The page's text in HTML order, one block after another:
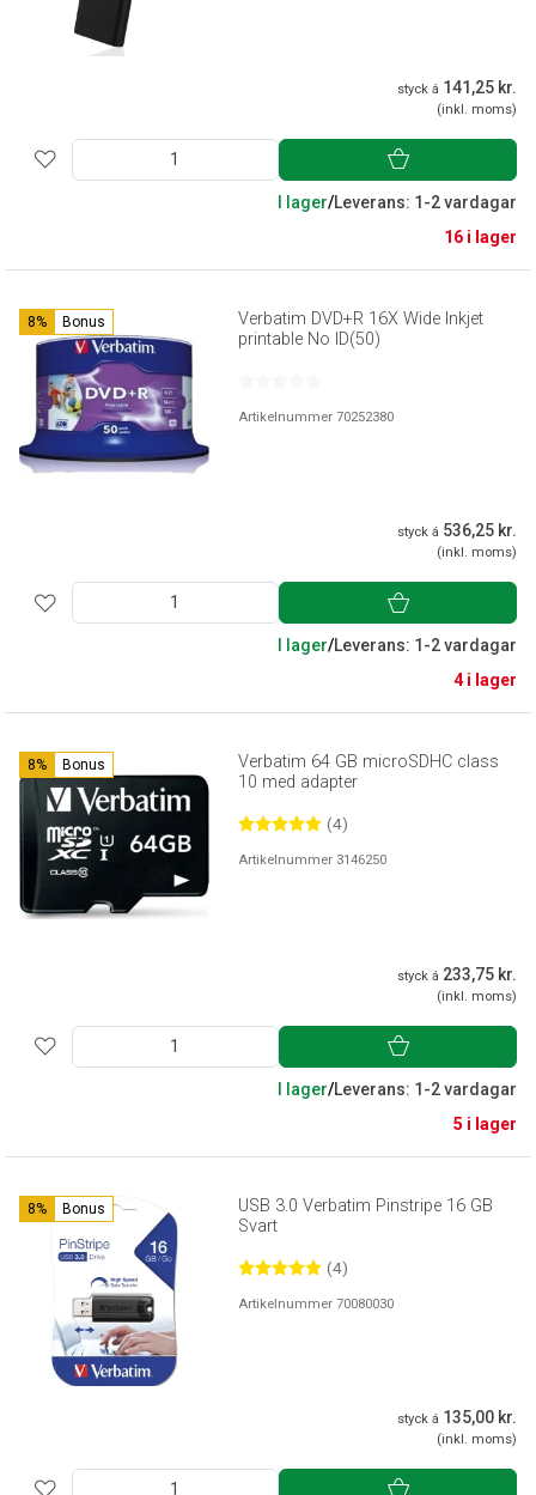
styck á 141,25 kr.
(inkl. moms)
I lager/Leverans: 1-2 vardagar
16 i lager
8% Bonus
Verbatim DVD+R 16X Wide Inkjet
printable No ID(50)
Artikelnummer 70252380
styck á 536,25 kr.
(inkl. moms)
I lager/Leverans: 1-2 vardagar
4 i lager
8% Bonus
Verbatim 64 GB microSDHC class
10 med adapter
(4)
Artikelnummer 3146250
styck á 233,75 kr.
(inkl. moms)
I lager/Leverans: 1-2 vardagar
5 i lager
8% Bonus
USB 3.0 Verbatim Pinstripe 16 GB
Svart
(4)
Artikelnummer 70080030
styck á 135,00 kr.
(inkl. moms)